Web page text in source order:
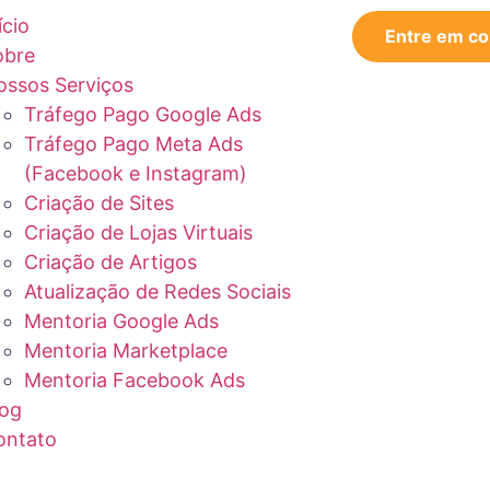
Serviços
Tráfego Pago Google Ads
Tráfego Pago Meta Ads
(Facebook e Instagram)
Criação de Sites
Criação de Lojas Virtuais
Criação de Artigos
Atualização de Redes Sociais
Mentoria Google Ads
Mentoria Marketplace
Mentoria Facebook Ads
Entre em